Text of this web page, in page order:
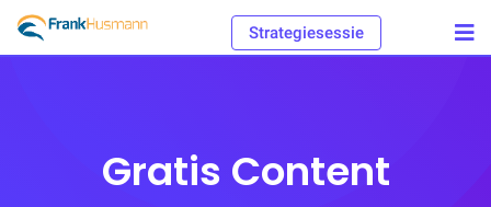
Skip
Strategiesessie
Gratis Content